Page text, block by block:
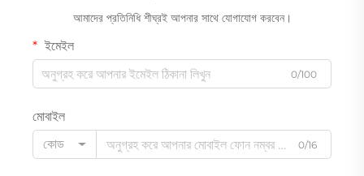
আমাদের প্রতিনিধি শীঘ্রই আপনার সাথে যোগাযোগ করবেন।
ইমেইল
0/100
মোবাইল
কোড
0/16